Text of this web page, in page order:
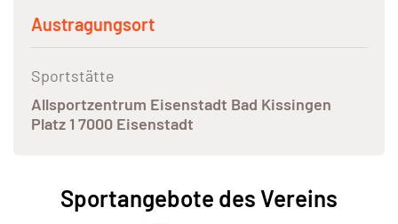
Austragungsort
Sportstätte
Allsportzentrum Eisenstadt Bad Kissingen
Platz 1 7000 Eisenstadt
Sportangebote des Vereins